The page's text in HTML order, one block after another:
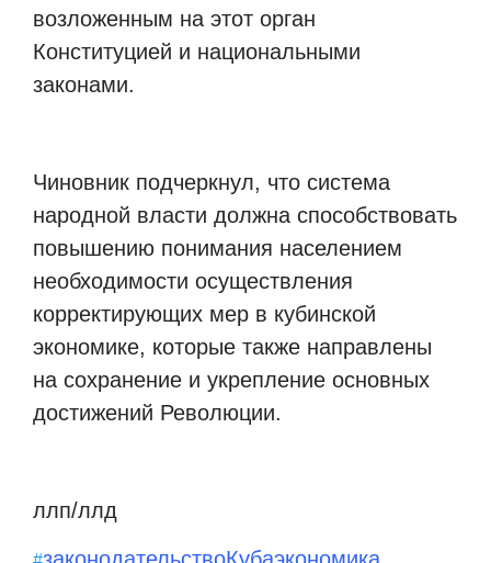
возложенным на этот орган
Конституцией и национальными
законами.
Чиновник подчеркнул, что система
народной власти должна способствовать
повышению понимания населением
необходимости осуществления
корректирующих мер в кубинской
экономике, которые также направлены
на сохранение и укрепление основных
достижений Революции.
ллп/ллд